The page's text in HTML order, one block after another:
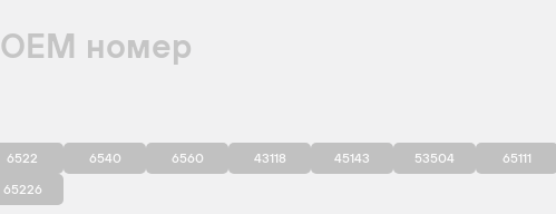
ОЕМ номер
6522 6540 6560 43118 45143 53504 65111
65226